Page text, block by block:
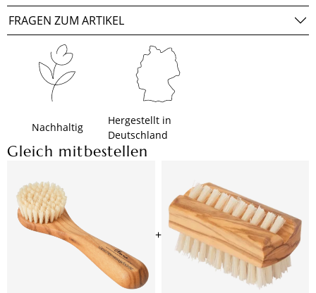
FRAGEN ZUM ARTIKEL
Nachhaltig
Hergestellt in
Deutschland
Gleich mitbestellen
+